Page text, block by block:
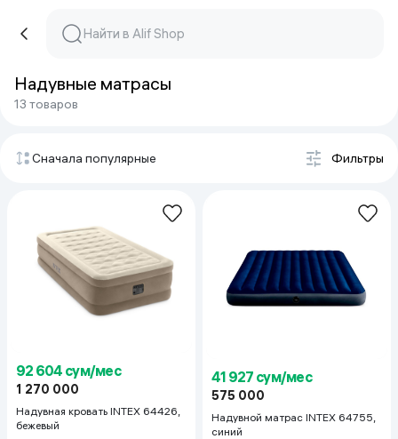
Надувные матрасы
13 товаров
Сначала популярные Фильтры
92 604 сум/мес
1 270 000
Надувная кровать INTEX 64426,
бежевый
41 927 сум/мес
575 000
Надувной матрас INTEX 64755,
синий